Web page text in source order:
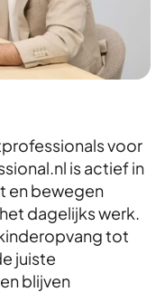
voor
is actief in
en bewegen
dagelijks werk.
tot
juiste
blijven